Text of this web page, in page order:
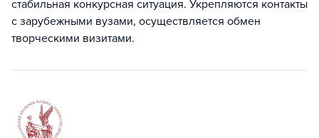
стабильная конкурсная ситуация. Укрепляются контакты
с зарубежными вузами, осуществляется обмен
творческими визитами.